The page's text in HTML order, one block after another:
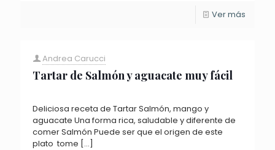
Ver más
Andrea Carucci
Tartar de Salmón y aguacate muy fácil
Deliciosa receta de Tartar Salmón, mango y
aguacate Una forma rica, saludable y diferente de
comer Salmón Puede ser que el origen de este
plato tome […]